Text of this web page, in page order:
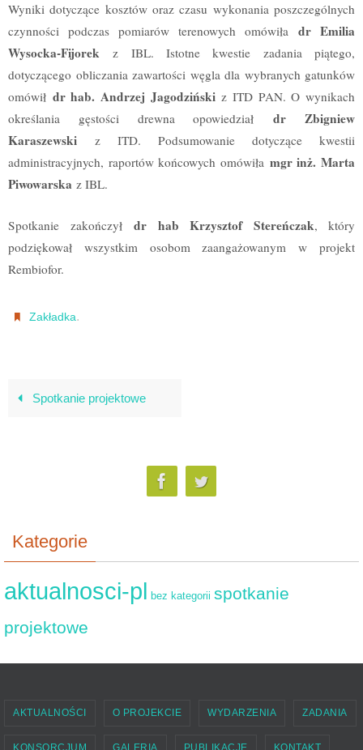
Wyniki dotyczące kosztów oraz czasu wykonania poszczególnych
czynności podczas pomiarów terenowych omówiła dr Emilia
Wysocka-Fijorek z IBL. Istotne kwestie zadania piątego,
dotyczącego obliczania zawartości węgla dla wybranych gatunków
omówił dr hab. Andrzej Jagodzińskiz ITD PAN. O wynikach
określania gęstości drewna opowiedziałdr Zbigniew
Karaszewski z ITD. Podsumowanie dotyczące kwestii
administracyjnych, raportów końcowych omówiła mgr inż. Marta
Piwowarska z IBL.
Spotkanie zakończył dr hab Krzysztof Stereńczak, który
podziękował wszystkim osobom zaangażowanym w projekt
Rembiofor.
Zakładka.
Spotkanie projektowe
Kategorie
aktualnosci-pl bez kategorii spotkanie
projektowe
AKTUALNOŚCI O PROJEKCIE WYDARZENIA ZADANIA
KONSORCJUM GALERIA PUBLIKACJE KONTAKT